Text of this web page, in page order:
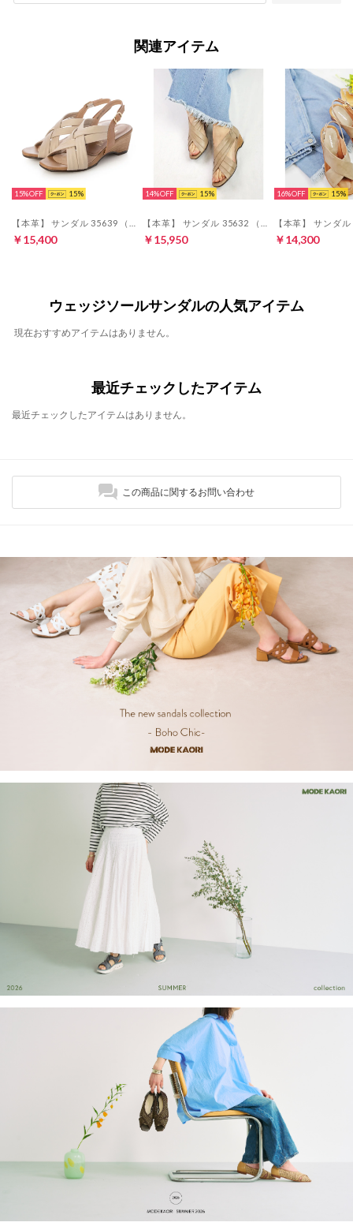
関連アイテム
15% 15
￥15,400
14% 15
￥15,950
16% 15
￥14,300
ウェッジソールサンダルの人気アイテム
現在おすすめアイテムはありません。
最近チェックしたアイテム
最近チェックしたアイテムはありません。
この商品に関するお問い合わせ